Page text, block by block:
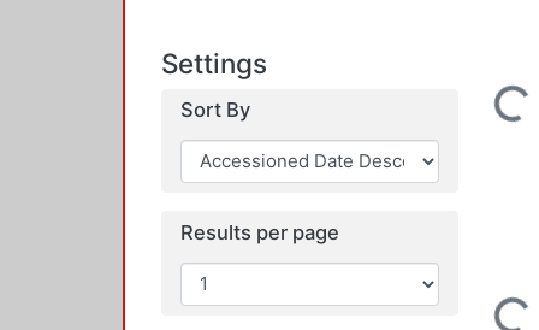
Settings
Sort By
Results per page
Loading...